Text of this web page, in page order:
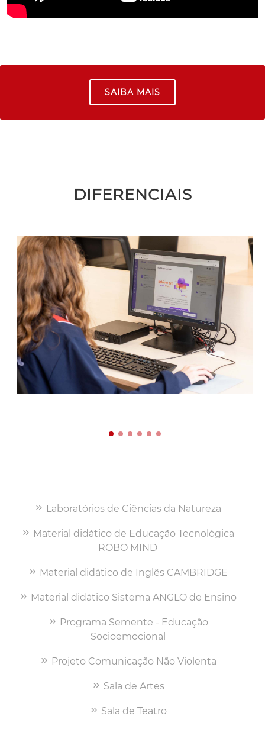
SAIBA MAIS
DIFERENCIAIS
Laboratórios de Ciências da Natureza
Material didático de Educação Tecnológica
ROBO MIND
Material didático de Inglês CAMBRIDGE
Material didático Sistema ANGLO de Ensino
Programa Semente - Educação
Socioemocional
Projeto Comunicação Não Violenta
Sala de Artes
Sala de Teatro